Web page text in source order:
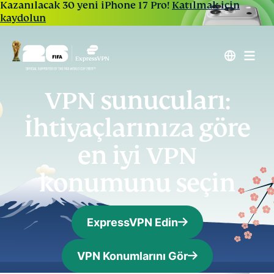
Kazanılacak 30 yeni iPhone 17 Pro! Katılmak için
kaydolun
VPN sunucuları:
İhtiyaçlarınıza göre
en iyi VPN
konumunu seçin
ExpressVPN Edin
VPN Konumlarını Gör